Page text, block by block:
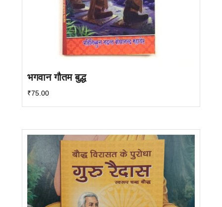
भगवान गौतम बुद्ध
₹75.00